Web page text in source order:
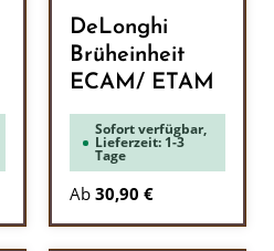
DeLonghi
Brüheinheit
ECAM/ ETAM
Sofort verfügbar,
Lieferzeit: 1-3
Tage
Ab 30,90 €